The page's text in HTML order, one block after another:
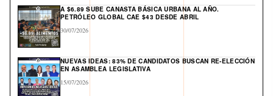
A $6.89 SUBE CANASTA BÁSICA URBANA AL AÑO.
PETRÓLEO GLOBAL CAE $43 DESDE ABRIL
30/07/2026
NUEVAS IDEAS: 83% DE CANDIDATOS BUSCAN RE-ELECCIÓN
EN ASAMBLEA LEGISLATIVA
15/07/2026